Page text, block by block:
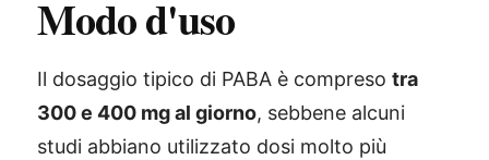
Modo d'uso
Il dosaggio tipico di PABA è compreso tra
300 e 400 mg al giorno, sebbene alcuni
studi abbiano utilizzato dosi molto più